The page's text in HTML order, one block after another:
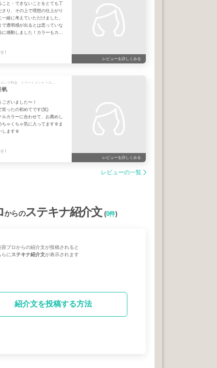
こと・できないことをとても丁
さり、その上で理想の仕上がり
一緒に考えていただけました。
で透明感が出るとは思っていな
感動しました！カラーもカッ
!
レビューを詳しくみる
帆
ざいました〜！
笑ったの初めてです(笑)
カラーに合わせて、お薦めし
ちゃくちゃ気に入ってます☺️ま
します☺️
!
レビューを詳しくみる
レビューの一覧
からのステキナ紹介文(0件)
プロからの紹介文が投稿されると
らにステキナ紹介文が表示されます
紹介文を投稿する方法